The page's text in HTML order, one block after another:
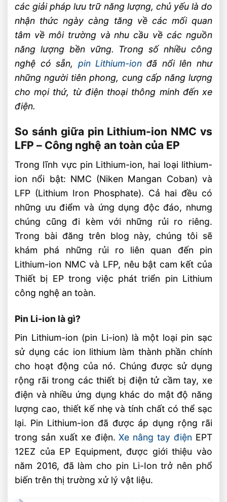
các giải pháp lưu trữ năng lượng, chủ yếu là do
nhận thức ngày càng tăng về các mối quan
tâm về môi trường và nhu cầu về các nguồn
năng lượng bền vững. Trong số nhiều công
nghệ có sẵn, pin Lithium-ion đã nổi lên như
những người tiên phong, cung cấp năng lượng
cho mọi thứ, từ điện thoại thông minh đến xe
điện.
So sánh giữa pin Lithium-ion NMC vs
LFP – Công nghệ an toàn của EP
Trong lĩnh vực pin Lithium-ion, hai loại lithium-
ion nổi bật: NMC (Niken Mangan Coban) và
LFP (Lithium Iron Phosphate). Cả hai đều có
những ưu điểm và ứng dụng độc đáo, nhưng
chúng cũng đi kèm với những rủi ro riêng.
Trong bài đăng trên blog này, chúng tôi sẽ
khám phá những rủi ro liên quan đến pin
Lithium-ion NMC và LFP, nêu bật cam kết của
Thiết bị EP trong việc phát triển pin Lithium
công nghệ an toàn.
Pin Li-ion là gì?
Pin Lithium-ion (pin Li-ion) là một loại pin sạc
sử dụng các ion lithium làm thành phần chính
cho hoạt động của nó. Chúng được sử dụng
rộng rãi trong các thiết bị điện tử cầm tay, xe
điện và nhiều ứng dụng khác do mật độ năng
lượng cao, thiết kế nhẹ và tính chất có thể sạc
lại. Pin Lithium-ion đã được áp dụng rộng rãi
trong sản xuất xe điện.Xe nâng tay điện EPT
12EZ của EP Equipment, được giới thiệu vào
năm 2016, đã làm cho pin Li-Ion trở nên phổ
biến trên thị trường xử lý vật liệu.